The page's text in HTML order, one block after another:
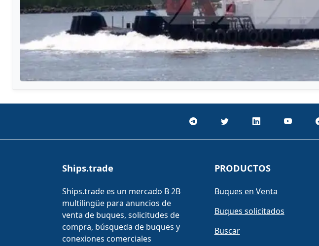
Ships.trade
Ships.trade es un mercado B 2B
multilingüe para anuncios de
venta de buques, solicitudes de
compra, búsqueda de buques y
conexiones comerciales
PRODUCTOS
Buques en Venta
Buques solicitados
Buscar